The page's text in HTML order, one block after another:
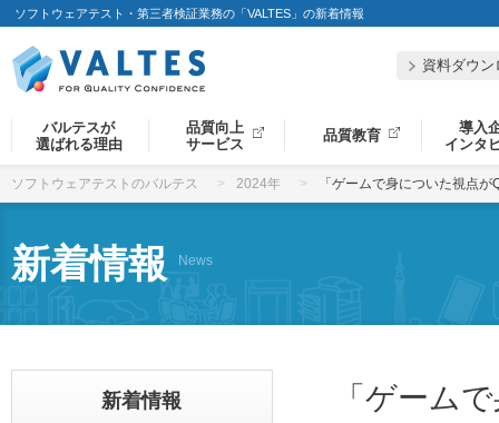
ソフトウェアテスト・第三者検証業務の「VALTES」の新着情報
資料ダウン
バルテスが
選ばれる理由
品質向上
サービス
品質教育
導入
インタ
ソフトウェアテストのバルテス 2024年 「ゲームで身についた視点
新着情報 News
「ゲーム
新着情報